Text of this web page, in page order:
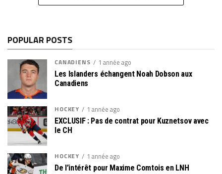
POPULAR POSTS
CANADIENS 1 année ago
Les Islanders échangent Noah Dobson aux
Canadiens
HOCKEY 1 année ago
EXCLUSIF : Pas de contrat pour Kuznetsov avec
le CH
HOCKEY 1 année ago
De l’intérêt pour Maxime Comtois en LNH